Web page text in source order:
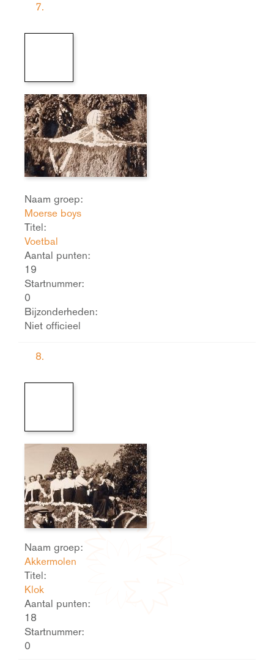
7.
Naam groep:
Moerse boys
Titel:
Voetbal
Aantal punten:
19
Startnummer:
0
Bijzonderheden:
Niet officieel
8.
Naam groep:
Akkermolen
Titel:
Klok
Aantal punten:
18
Startnummer:
0